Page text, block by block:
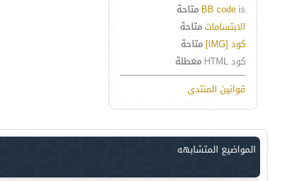
BB code is
متاحة
الابتساماتمتاحة
كود [IMG]
متاحة
كود HTML
معطلة
قوانين المنتدى
المواضيع المتشابهه